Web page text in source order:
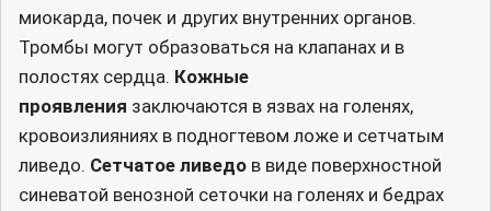
миокарда, почек и других внутренних органов.
Тромбы могут образоваться на клапанах и в
полостях сердца. Кожные
проявления заключаются в язвах на голенях,
кровоизлияниях в подногтевом ложе и сетчатым
ливедо. Сетчатое ливедо в виде поверхностной
синеватой венозной сеточки на голенях и бедрах